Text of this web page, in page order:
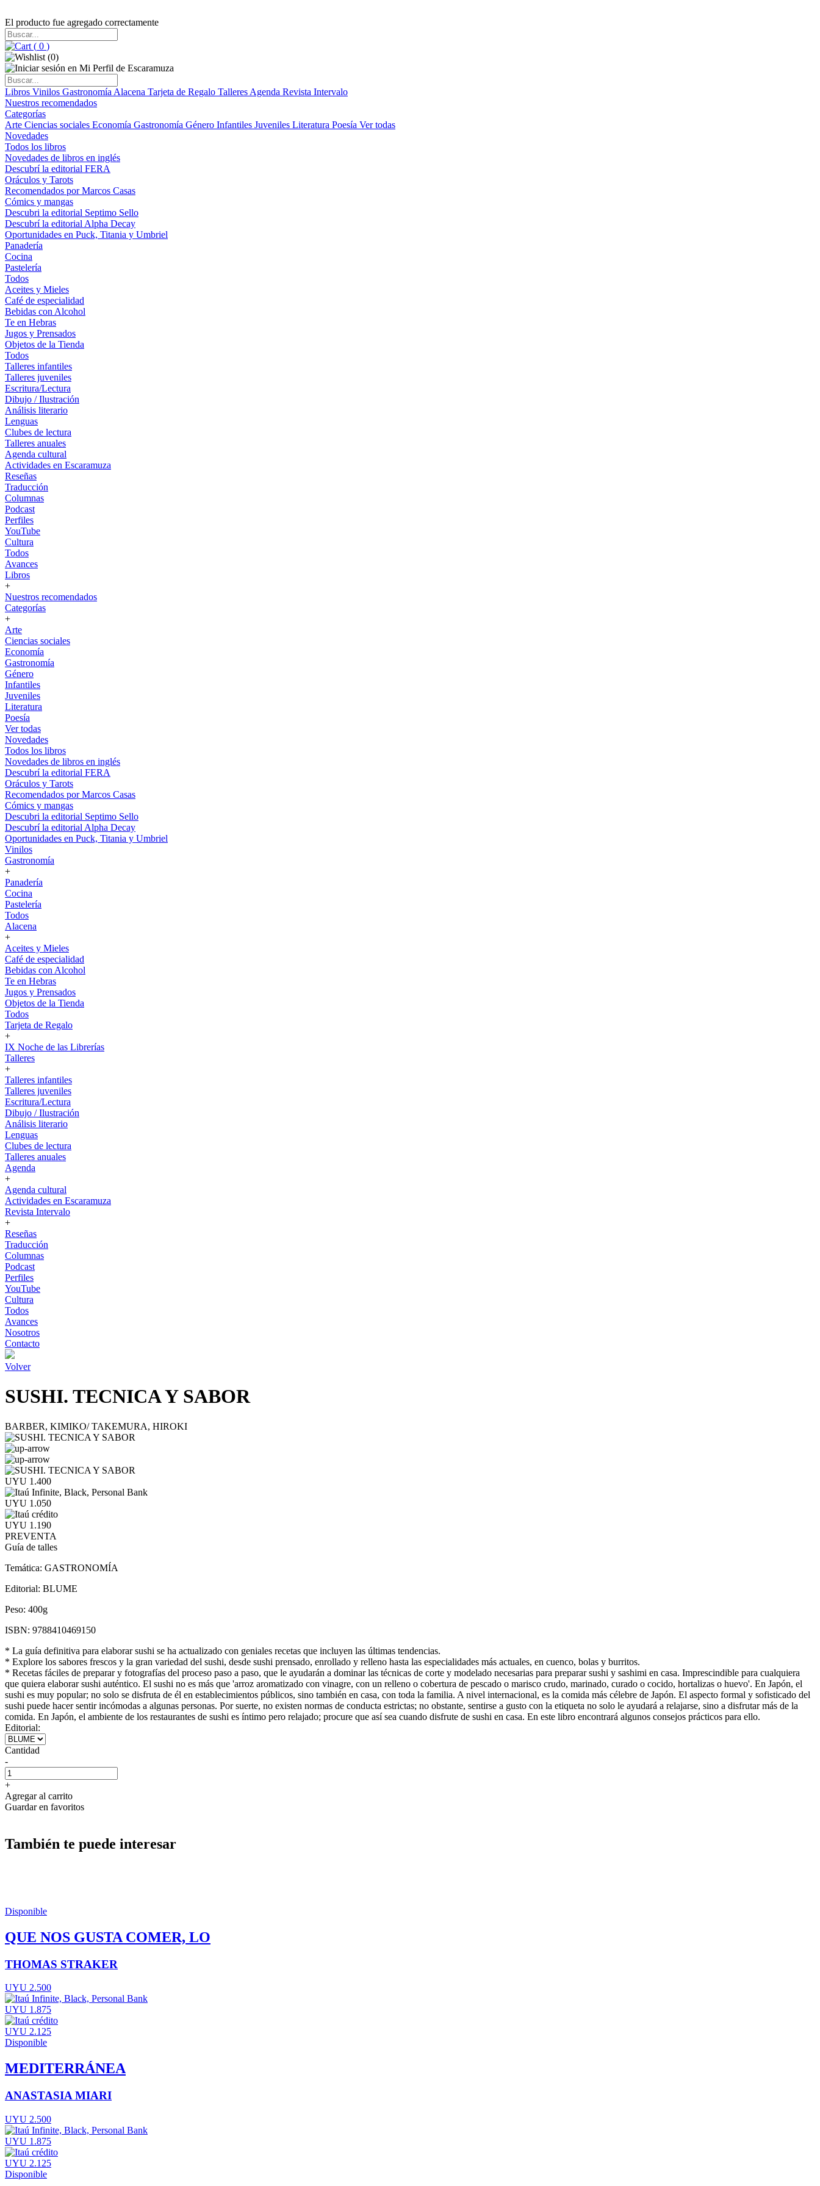
El producto fue agregado correctamente
( 0 )
(0)
Libros Vinilos Gastronomía Alacena Tarjeta de Regalo Talleres Agenda Revista Intervalo
Nuestros recomendados
Categorías
Arte Ciencias sociales Economía Gastronomía Género Infantiles Juveniles Literatura Poesía Ver todas
Novedades
Todos los libros
Novedades de libros en inglés
Descubrí la editorial FERA
Oráculos y Tarots
Recomendados por Marcos Casas
Cómics y mangas
Descubri la editorial Septimo Sello
Descubrí la editorial Alpha Decay
Oportunidades en Puck, Titania y Umbriel
Panadería
Cocina
Pastelería
Todos
Aceites y Mieles
Café de especialidad
Bebidas con Alcohol
Te en Hebras
Jugos y Prensados
Objetos de la Tienda
Todos
Talleres infantiles
Talleres juveniles
Escritura/Lectura
Dibujo / Ilustración
Análisis literario
Lenguas
Clubes de lectura
Talleres anuales
Agenda cultural
Actividades en Escaramuza
Reseñas
Traducción
Columnas
Podcast
Perfiles
YouTube
Cultura
Todos
Avances
Libros
+
Nuestros recomendados
Categorías
+
Arte
Ciencias sociales
Economía
Gastronomía
Género
Infantiles
Juveniles
Literatura
Poesía
Ver todas
Novedades
Todos los libros
Novedades de libros en inglés
Descubrí la editorial FERA
Oráculos y Tarots
Recomendados por Marcos Casas
Cómics y mangas
Descubri la editorial Septimo Sello
Descubrí la editorial Alpha Decay
Oportunidades en Puck, Titania y Umbriel
Vinilos
Gastronomía
+
Panadería
Cocina
Pastelería
Todos
Alacena
+
Aceites y Mieles
Café de especialidad
Bebidas con Alcohol
Te en Hebras
Jugos y Prensados
Objetos de la Tienda
Todos
Tarjeta de Regalo
+
IX Noche de las Librerías
Talleres
+
Talleres infantiles
Talleres juveniles
Escritura/Lectura
Dibujo / Ilustración
Análisis literario
Lenguas
Clubes de lectura
Talleres anuales
Agenda
+
Agenda cultural
Actividades en Escaramuza
Revista Intervalo
+
Reseñas
Traducción
Columnas
Podcast
Perfiles
YouTube
Cultura
Todos
Avances
Nosotros
Contacto
Volver
SUSHI. TECNICA Y SABOR
BARBER, KIMIKO/ TAKEMURA, HIROKI
UYU 1.400
UYU 1.050
UYU 1.190
PREVENTA
Guía de talles
Temática: GASTRONOMÍA
Editorial: BLUME
Peso: 400g
ISBN: 9788410469150
* La guía definitiva para elaborar sushi se ha actualizado con geniales recetas que incluyen las últimas tendencias.
* Explore los sabores frescos y la gran variedad del sushi, desde sushi prensado, enrollado y relleno hasta las especialidades más actuales, en cuenco, bolas y burritos.
* Recetas fáciles de preparar y fotografías del proceso paso a paso, que le ayudarán a dominar las técnicas de corte y modelado necesarias para preparar sushi y sashimi en casa. Imprescindible para cualquiera
que quiera elaborar sushi auténtico. El sushi no es más que 'arroz aromatizado con vinagre, con un relleno o cobertura de pescado o marisco crudo, marinado, curado o cocido, hortalizas o huevo'. En Japón, el
sushi es muy popular; no solo se disfruta de él en establecimientos públicos, sino también en casa, con toda la familia. A nivel internacional, es la comida más célebre de Japón. El aspecto formal y sofisticado del
sushi puede hacer sentir incómodas a algunas personas. Por suerte, no existen normas de conducta estrictas; no obstante, sentirse a gusto con la etiqueta no solo le ayudará a relajarse, sino a disfrutar más de la
comida. En Japón, el ambiente de los restaurantes de sushi es íntimo pero relajado; procure que así sea cuando disfrute de sushi en casa. En este libro encontrará algunos consejos prácticos para ello.
Editorial:
Cantidad
-
+
Agregar al carrito
Guardar en favoritos
También te puede interesar
Disponible
QUE NOS GUSTA COMER, LO
THOMAS STRAKER
UYU 2.500
UYU 1.875
UYU 2.125
Disponible
MEDITERRÁNEA
ANASTASIA MIARI
UYU 2.500
UYU 1.875
UYU 2.125
Disponible